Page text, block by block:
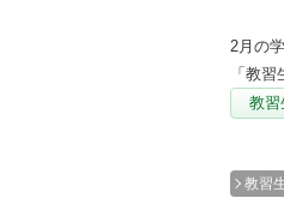
2月の
「教
教習
教習